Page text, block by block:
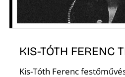
KIS-TÓTH FERENC
Kis-Tóth Ferenc